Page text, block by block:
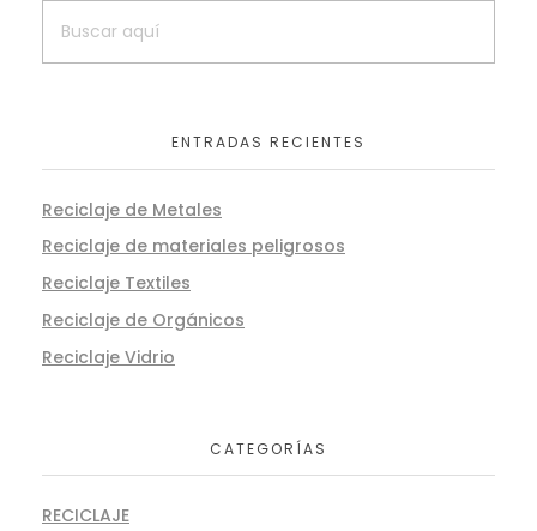
ENTRADAS RECIENTES
Reciclaje de Metales
Reciclaje de materiales peligrosos
Reciclaje Textiles
Reciclaje de Orgánicos
Reciclaje Vidrio
CATEGORÍAS
RECICLAJE